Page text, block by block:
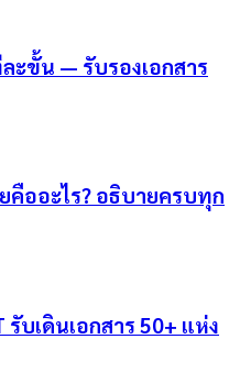
ะขั้น — รับรองเอกสาร
คืออะไร? อธิบายครบทุก
บเดินเอกสาร 50+ แห่ง